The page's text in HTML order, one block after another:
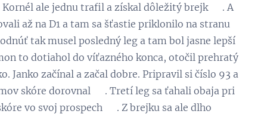
ale jednu trafil a získal dôležitý brejk 💪. A
až na D1 a tam sa šťastie priklonilo na stranu
tak musel posledný leg a tam bol jasne lepší
to dotiahol do víťazného konca, otočil prehratý
Janko začínal a začal dobre. Pripravil si číslo 93 a
skóre dorovnal 😋. Tretí leg sa ťahali obaja pri
vo svoj prospech 💪. Z brejku sa ale dlho